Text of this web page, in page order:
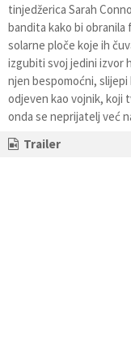
tinjedžerica Sarah
bandita kako bi
solarne ploče koje ih
izgubiti svoj jedini izvor
njen bespomoćni,
odjeven kao vojnik, koji
onda se neprijatelj već
Trailer